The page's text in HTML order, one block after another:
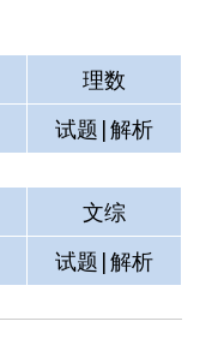
理数
试题|解析
文综
试题|解析